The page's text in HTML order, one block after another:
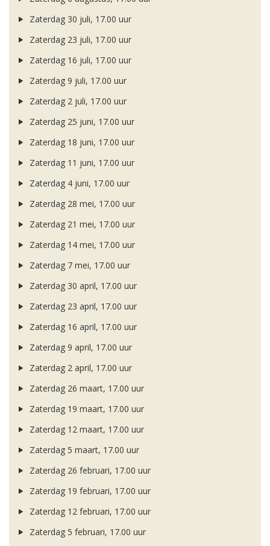
Zaterdag 30 juli, 17.00 uur
Zaterdag 23 juli, 17.00 uur
Zaterdag 16 juli, 17.00 uur
Zaterdag 9 juli, 17.00 uur
Zaterdag 2 juli, 17.00 uur
Zaterdag 25 juni, 17.00 uur
Zaterdag 18 juni, 17.00 uur
Zaterdag 11 juni, 17.00 uur
Zaterdag 4 juni, 17.00 uur
Zaterdag 28 mei, 17.00 uur
Zaterdag 21 mei, 17.00 uur
Zaterdag 14 mei, 17.00 uur
Zaterdag 7 mei, 17.00 uur
Zaterdag 30 april, 17.00 uur
Zaterdag 23 april, 17.00 uur
Zaterdag 16 april, 17.00 uur
Zaterdag 9 april, 17.00 uur
Zaterdag 2 april, 17.00 uur
Zaterdag 26 maart, 17.00 uur
Zaterdag 19 maart, 17.00 uur
Zaterdag 12 maart, 17.00 uur
Zaterdag 5 maart, 17.00 uur
Zaterdag 26 februari, 17.00 uur
Zaterdag 19 februari, 17.00 uur
Zaterdag 12 februari, 17.00 uur
Zaterdag 5 februari, 17.00 uur